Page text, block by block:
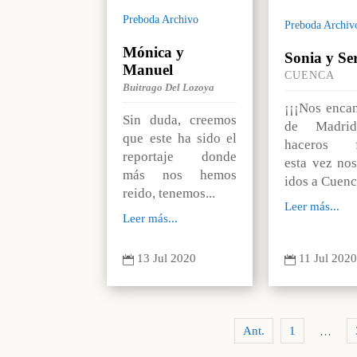
Preboda Archivo
Mónica y
Manuel
Buitrago Del Lozoya
Sin duda, creemos
que este ha sido el
reportaje donde
más nos hemos
reido, tenemos...
Leer más...
 13 Jul 2020
Preboda
Sonia y
CUENCA
¡¡¡Nos
de
haceros
esta vez
idos a
Leer más...
 11 Jul 2020
Ant. 1 …